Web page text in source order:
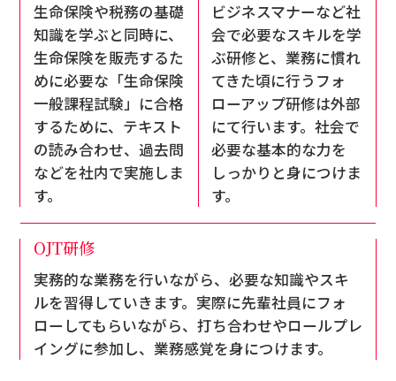
生命保険や税務の基礎
知識を学ぶと同時に、
生命保険を販売するた
めに必要な「生命保険
一般課程試験」に合格
するために、テキスト
の読み合わせ、過去問
などを社内で実施しま
す。
ビジネスマナーなど社
会で必要なスキルを学
ぶ研修と、業務に慣れ
てきた頃に行うフォ
ローアップ研修は外部
にて行います。社会で
必要な基本的な力を
しっかりと身につけま
す。
OJT研修
実務的な業務を行いながら、必要な知識やスキ
ルを習得していきます。実際に先輩社員にフォ
ローしてもらいながら、打ち合わせやロールプレ
イングに参加し、業務感覚を身につけます。